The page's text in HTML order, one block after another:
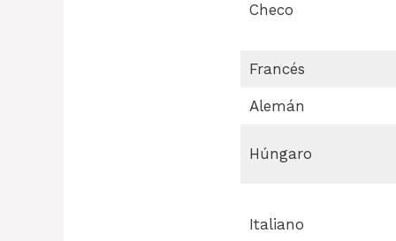
Checo
Francés
Alemán
Húngaro
Italiano